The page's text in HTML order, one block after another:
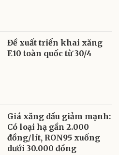
Đề xuất triển khai xăng
E10 toàn quốc từ 30/4
Giá xăng dầu giảm mạnh:
Có loại hạ gần 2.000
đồng/lít, RON95 xuống
dưới 30.000 đồng